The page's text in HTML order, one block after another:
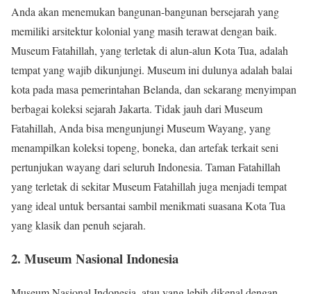
Anda akan menemukan bangunan-bangunan bersejarah yang
memiliki arsitektur kolonial yang masih terawat dengan baik.
Museum Fatahillah, yang terletak di alun-alun Kota Tua, adalah
tempat yang wajib dikunjungi. Museum ini dulunya adalah balai
kota pada masa pemerintahan Belanda, dan sekarang menyimpan
berbagai koleksi sejarah Jakarta. Tidak jauh dari Museum
Fatahillah, Anda bisa mengunjungi Museum Wayang, yang
menampilkan koleksi topeng, boneka, dan artefak terkait seni
pertunjukan wayang dari seluruh Indonesia. Taman Fatahillah
yang terletak di sekitar Museum Fatahillah juga menjadi tempat
yang ideal untuk bersantai sambil menikmati suasana Kota Tua
yang klasik dan penuh sejarah.
2. Museum Nasional Indonesia